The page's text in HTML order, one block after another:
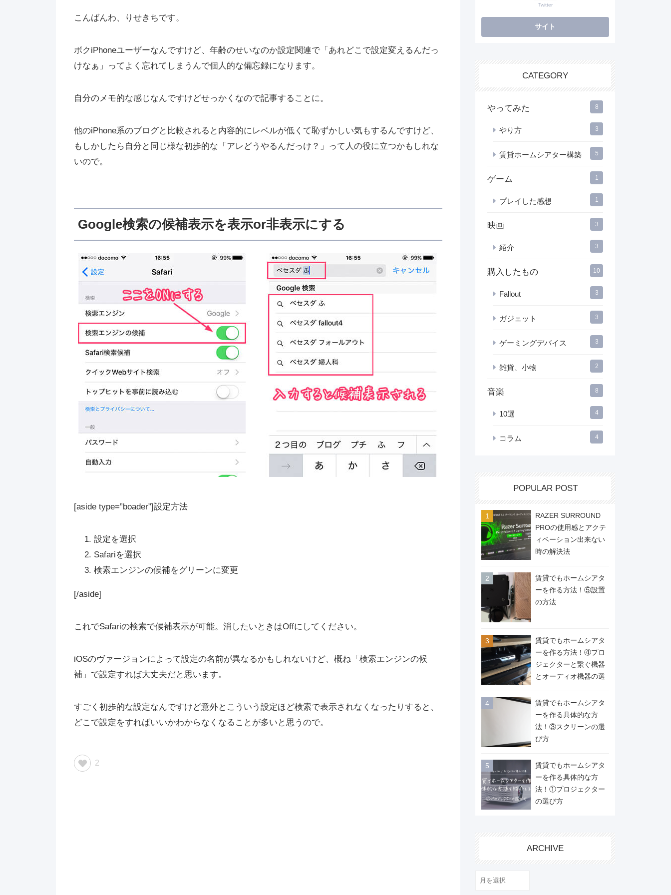
こんばんわ、りせきちです。
ボクiPhoneユーザーなんですけど、年齢のせいなのか設定関連で「あれどこで設定変えるんだっ
けなぁ」ってよく忘れてしまうんで個人的な備忘録になります。
自分のメモ的な感じなんですけどせっかくなので記事することに。
他のiPhone系のブログと比較されると内容的にレベルが低くて恥ずかしい気もするんですけど、
もしかしたら自分と同じ様な初歩的な「アレどうやるんだっけ？」って人の役に立つかもしれな
いので。
Google検索の候補表示を表示or非表示にする
[aside type=”boader”]設定方法
設定を選択
Safariを選択
検索エンジンの候補をグリーンに変更
[/aside]
これでSafariの検索で候補表示が可能。消したいときはOffにしてください。
iOSのヴァージョンによって設定の名前が異なるかもしれないけど、概ね「検索エンジンの候
補」で設定すれば大丈夫だと思います。
すごく初歩的な設定なんですけど意外とこういう設定ほど検索で表示されなくなったりすると、
どこで設定をすればいいかわからなくなることが多いと思うので。
2
Twitter
CATEGORY
やってみた 8
やり方 3
賃貸ホームシアター構築 5
ゲーム 1
プレイした感想 1
映画 3
紹介 3
購入したもの 10
Fallout 3
ガジェット 3
ゲーミングデバイス 3
雑貨、小物 2
音楽 8
10選 4
コラム 4
POPULAR POST
RAZER SURROUND
PROの使用感とアクテ
ィベーション出来ない
時の解決法
賃貸でもホームシアタ
ーを作る方法！⑤設置
の方法
賃貸でもホームシアタ
ーを作る方法！④プロ
ジェクターと繋ぐ機器
とオーディオ機器の選
賃貸でもホームシアタ
ーを作る具体的な方
法！③スクリーンの選
び方
賃貸でもホームシアタ
ーを作る具体的な方
法！①プロジェクター
の選び方
ARCHIVE